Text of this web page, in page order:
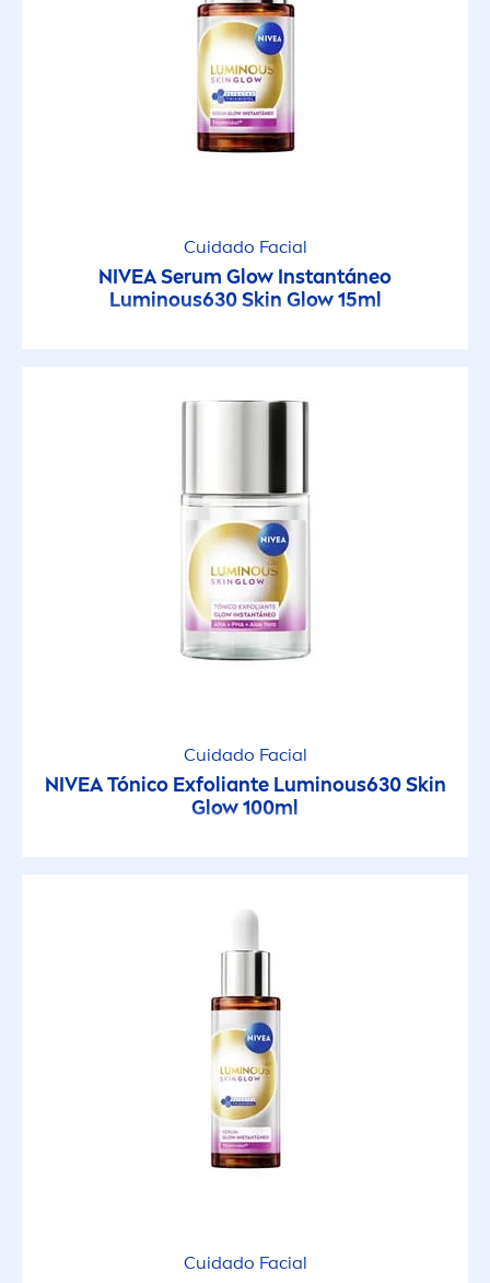
Cuidado Facial
NIVEASerum Glow Instantáneo
Luminous630Skin Glow 15ml
Cuidado Facial
NIVEATónico Exfoliante Luminous630Skin
Glow 100ml
Cuidado Facial